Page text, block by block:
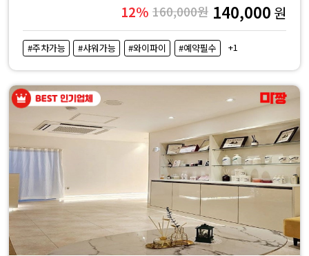
12% 160,000원 140,000 원
#주차가능 #샤워가능 #와이파이 #예약필수 +1